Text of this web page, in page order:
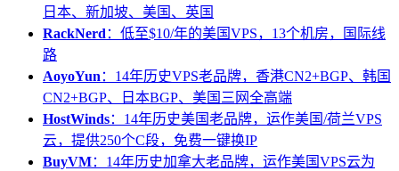
日本、新加坡、美国、英国
RackNerd ：低至$10/年的美国VPS，13个机房，国际线
路
AoyoYun ：14年历史VPS老品牌，香港CN2+BGP、韩国
CN2+BGP、日本BGP、美国三网全高端
HostWinds：14年历史美国老品牌，运作美国/荷兰VPS
云，提供250个C段，免费一键换IP
BuyVM：14年历史加拿大老品牌，运作美国VPS云为